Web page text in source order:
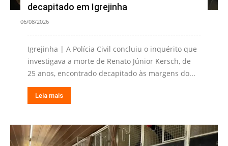
decapitado em Igrejinha
06/08/2026
Igrejinha | A Polícia Civil concluiu o inquérito que
investigava a morte de Renato Júnior Kersch, de
25 anos, encontrado decapitado às margens do...
Leia mais